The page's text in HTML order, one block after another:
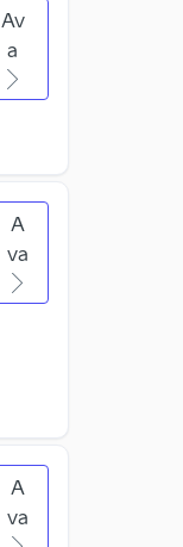
Av
a
A
va
A
va